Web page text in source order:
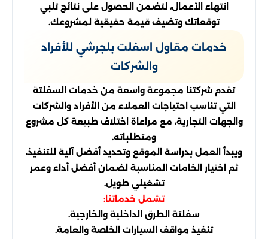
انتهاء الأعمال، لتضمن الحصول على نتائج تلبي
توقعاتك وتضيف قيمة حقيقية لمشروعك.
خدمات مقاول اسفلت بلجرشي للأفراد
والشركات
تقدم شركتنا مجموعة واسعة من خدمات السفلتة
التي تناسب احتياجات العملاء من الأفراد والشركات
والجهات التجارية، مع مراعاة اختلاف طبيعة كل مشروع
ومتطلباته.
ويبدأ العمل بدراسة الموقع وتحديد أفضل آلية للتنفيذ،
ثم اختيار الخامات المناسبة لضمان أفضل أداء وعمر
تشغيلي طويل.
تشمل خدماتنا:
سفلتة الطرق الداخلية والخارجية.
تنفيذ مواقف السيارات الخاصة والعامة.